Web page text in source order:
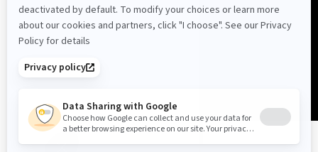
საქართველო (ქართული)
კონფიდენციალობის პოლიტიკა